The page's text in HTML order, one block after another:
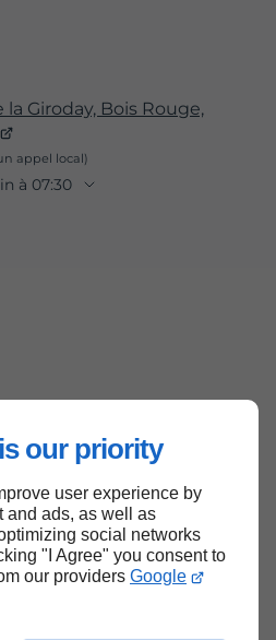
our priority
user experience by
and ads, as well as
social networks
"I Agree" you consent to
our providers Google
Giroday, Bois Rouge,
à 07:30
de page